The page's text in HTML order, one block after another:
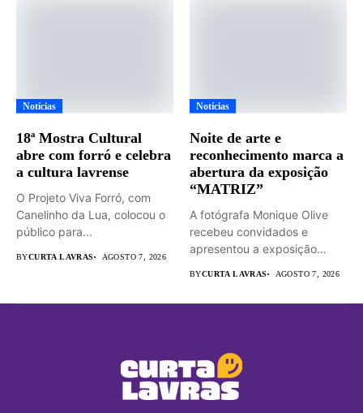
Notícias
18ª Mostra Cultural
abre com forró e celebra
a cultura lavrense
O Projeto Viva Forró, com
Canelinho da Lua, colocou o
público para...
BYCURTA LAVRAS AGOSTO 7, 2026
Notícias
Noite de arte e
reconhecimento marca a
abertura da exposição
“MATRIZ”
A fotógrafa Monique Olive
recebeu convidados e
apresentou a exposição
BYCURTA LAVRAS AGOSTO 7, 2026